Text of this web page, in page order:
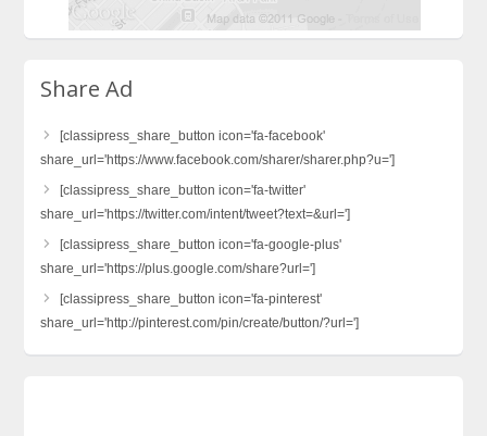
Share Ad
[classipress_share_button icon='fa-facebook'
share_url='https://www.facebook.com/sharer/sharer.php?u=']
[classipress_share_button icon='fa-twitter'
share_url='https://twitter.com/intent/tweet?text=&url=']
[classipress_share_button icon='fa-google-plus'
share_url='https://plus.google.com/share?url=']
[classipress_share_button icon='fa-pinterest'
share_url='http://pinterest.com/pin/create/button/?url=']